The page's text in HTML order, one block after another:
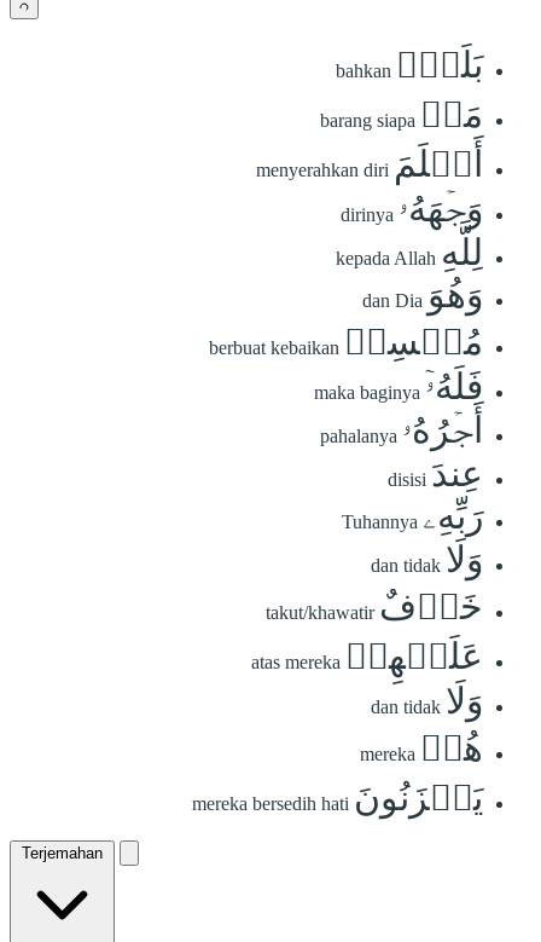
بَلَىٰۚ bahkan
مَنۡ barang siapa
أَسۡلَمَ menyerahkan diri
وَجۡهَهُۥ dirinya
لِلَّهِ kepada Allah
وَهُوَ dan Dia
مُحۡسِنٞ berbuat kebaikan
فَلَهُۥٓ maka baginya
أَجۡرُهُۥ pahalanya
عِندَ disisi
رَبِّهِۦ Tuhannya
وَلَا dan tidak
خَوۡفٌ takut/khawatir
عَلَيۡهِمۡ atas mereka
وَلَا dan tidak
هُمۡ mereka
يَحۡزَنُونَ mereka bersedih hati
Terjemahan